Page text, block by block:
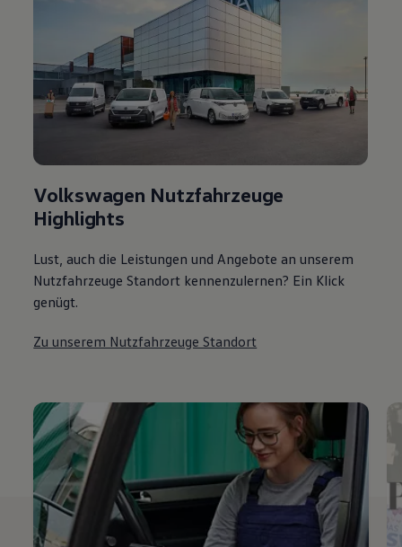
Volkswagen Nutzfahrzeuge
Highlights
Lust, auch die Leistungen und Angebote an unserem
Nutzfahrzeuge Standort kennenzulernen? Ein Klick
genügt.
Zu unserem Nutzfahrzeuge Standort